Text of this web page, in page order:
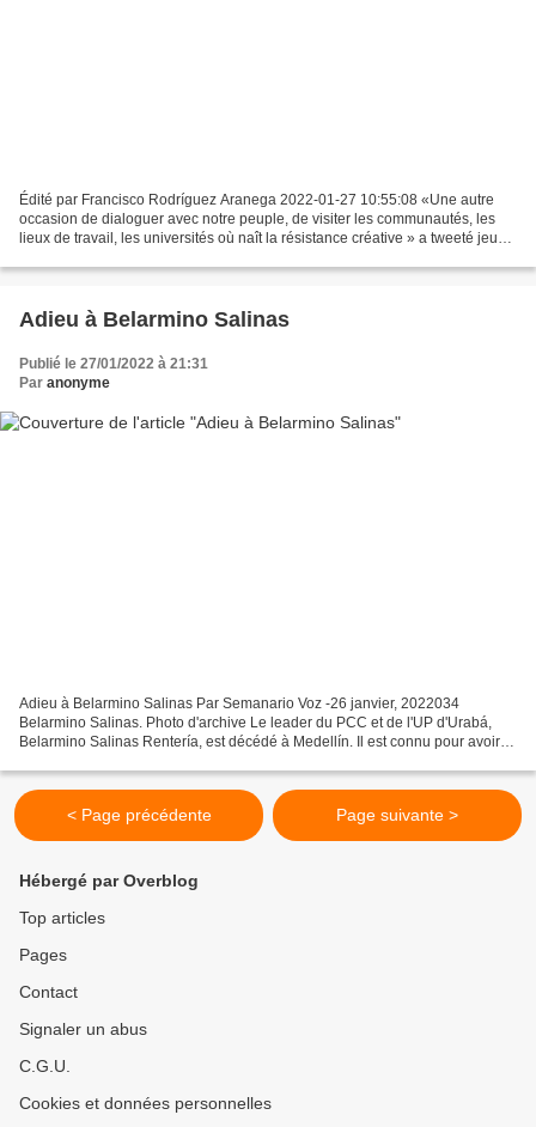
Édité par Francisco Rodríguez Aranega 2022-01-27 10:55:08 «Une autre
occasion de dialoguer avec notre peuple, de visiter les communautés, les
lieux de travail, les universités où naît la résistance créative » a tweeté jeudi
Adieu à Belarmino Salinas
Publié le 27/01/2022 à 21:31
Par anonyme
Adieu à Belarmino Salinas Par Semanario Voz -26 janvier, 2022034
Belarmino Salinas. Photo d'archive Le leader du PCC et de l'UP d'Urabá,
Belarmino Salinas Rentería, est décédé à Medellín. Il est connu pour avoir
< Page précédente Page suivante >
Hébergé par Overblog
Top articles
Pages
Contact
Signaler un abus
C.G.U.
Cookies et données personnelles